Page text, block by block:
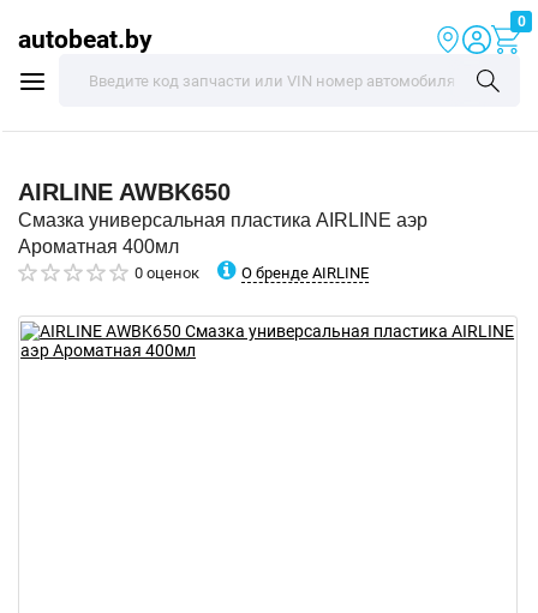
autobeat.by
0
AIRLINE AWBK650
Смазка универсальная пластика AIRLINE аэр
Ароматная 400мл
0 оценок О бренде AIRLINE